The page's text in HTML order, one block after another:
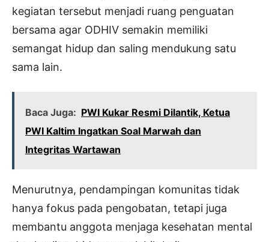
kegiatan tersebut menjadi ruang penguatan
bersama agar ODHIV semakin memiliki
semangat hidup dan saling mendukung satu
sama lain.
Baca Juga: PWI Kukar Resmi Dilantik, Ketua
PWI Kaltim Ingatkan Soal Marwah dan
Integritas Wartawan
Menurutnya, pendampingan komunitas tidak
hanya fokus pada pengobatan, tetapi juga
membantu anggota menjaga kesehatan mental